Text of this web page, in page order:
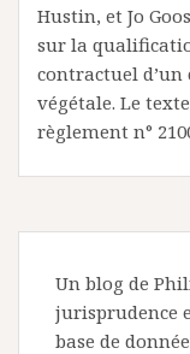
Hustin, et Jo
sur la
contractuel d’un
végétale. Le
règlement n°
Un blog de
jurisprudence
base de